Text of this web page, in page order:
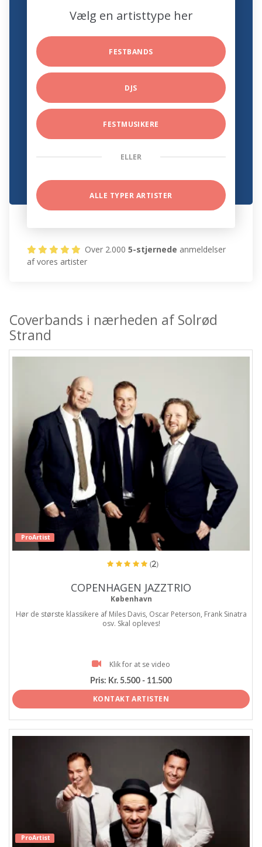
Vælg en artisttype her
FESTBANDS
DJS
FESTMUSIKERE
ELLER
ALLE TYPER ARTISTER
Over 2.0005-stjernede anmeldelser
af vores artister
Coverbands i nærheden af Solrød
Strand
ProArtist
(2)
COPENHAGEN JAZZTRIO
København
Hør de største klassikere af Miles Davis, Oscar Peterson, Frank Sinatra
osv. Skal opleves!
Klik for at se video
Pris: Kr. 5.500 - 11.500
KONTAKT ARTISTEN
ProArtist